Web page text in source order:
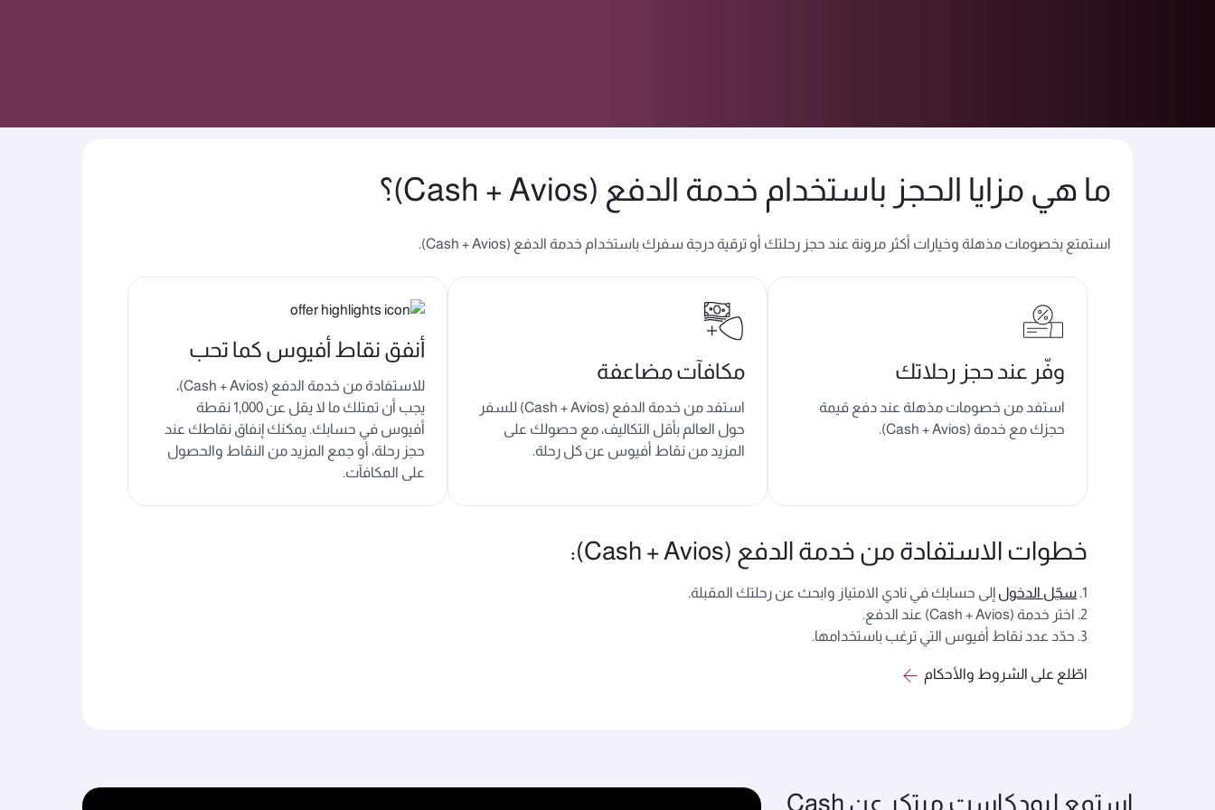
ما هي مزايا الحجز باستخدام خدمة الدفع (Cash + Avios)؟
استمتع بخصومات مذهلة وخيارات أكثر مرونة عند حجز رحلتك أو ترقية درجة سفرك باستخدام خدمة الدفع (Cash + Avios).
وفّر عند حجز رحلاتك
استفد من خصومات مذهلة عند دفع قيمة
حجزك مع خدمة (Cash + Avios).
مكافآت مضاعفة
استفد من خدمة الدفع (Cash + Avios) للسفر
حول العالم بأقل التكاليف، مع حصولك على
المزيد من نقاط أفيوس عن كل رحلة.
أنفق نقاط أفيوس كما تحب
للاستفادة من خدمة الدفع (Cash + Avios)،
يجب أن تمتلك ما لا يقل عن 1,000 نقطة
أفيوس في حسابك. يمكنك إنفاق نقاطك عند
حجز رحلة، أو جمع المزيد من النقاط والحصول
على المكافآت.
خطوات الاستفادة من خدمة الدفع (Cash + Avios):
1. سجّل الدخول إلى حسابك في نادي الامتياز وابحث عن رحلتك المقبلة.
2. اختر خدمة (Cash + Avios) عند الدفع.
3. حدّد عدد نقاط أفيوس التي ترغب باستخدامها.
اطّلع على الشروط والأحكام
استمع لبودكاست مبتكر عن Cash